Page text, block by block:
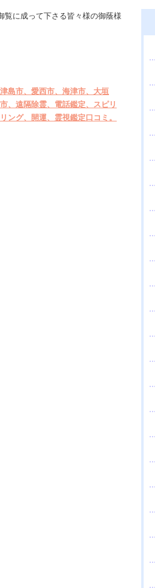
覧に成って下さる皆々様の御蔭様
島市、愛西市、海津市、大垣
、遠隔除霊、電話鑑定、スピリ
ング、開運、霊視鑑定口コミ。